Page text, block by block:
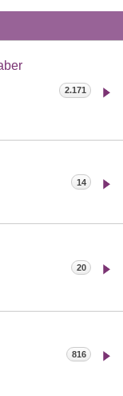
2.171
14
20
816